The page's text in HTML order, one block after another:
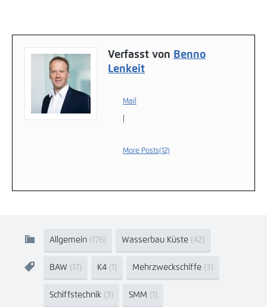
Verfasst von Benno
Lenkeit
Mail
More Posts(12)
Allgemein (176) Wasserbau Küste (42)
BAW (17) K4 (1) Mehrzweckschiffe (3)
Schiffstechnik (3) SMM (1)